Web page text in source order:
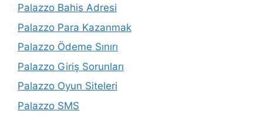
Palazzo Bahis Adresi
Palazzo Para Kazanmak
Palazzo Ödeme Sınırı
Palazzo Giriş Sorunları
Palazzo Oyun Siteleri
Palazzo SMS